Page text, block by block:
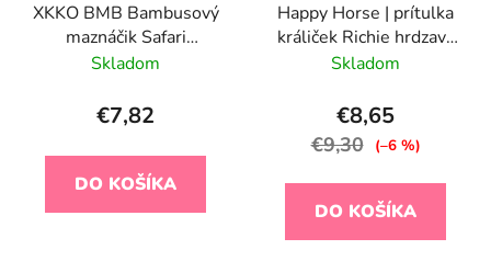
XKKO BMB Bambusový
maznáčik Safari
W/Atmosphere
Skladom
€7,82
DO KOŠÍKA
Happy Horse | prítulka
králiček Richie hrdzavý
veľkosť: 25 cm
Skladom
€8,65
€9,30 (–6 %)
DO KOŠÍKA